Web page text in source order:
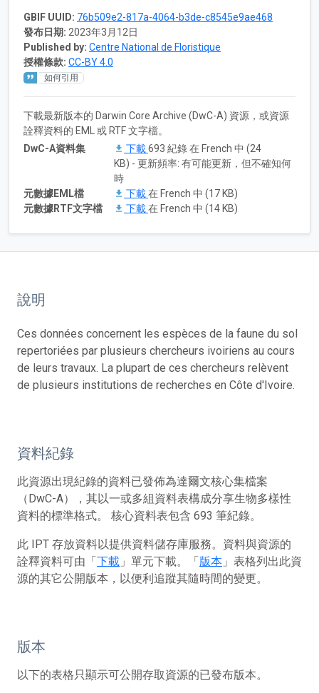
GBIF UUID: 76b509e2-817a-4064-b3de-c8545e9ae468
發布日期: 2023年3月12日
Published by: Centre National de Floristique
授權條款: CC-BY 4.0
如何引用
下載最新版本的 Darwin Core Archive (DwC-A) 資源，或資源
詮釋資料的 EML 或 RTF 文字檔。
DwC-A資料集
下載693 紀錄 在 French 中 (24
KB) - 更新頻率: 有可能更新，但不確知何
時
元數據EML檔
下載在 French 中 (17 KB)
元數據RTF文字檔
下載在 French 中 (14 KB)
說明
Ces données concernent les espèces de la faune du sol
repertoriées par plusieurs chercheurs ivoiriens au cours
de leurs travaux. La plupart de ces chercheurs relèvent
de plusieurs institutions de recherches en Côte d'Ivoire.
資料紀錄
此資源出現紀錄的資料已發佈為達爾文核心集檔案
（DwC-A），其以一或多組資料表構成分享生物多樣性
資料的標準格式。 核心資料表包含 693 筆紀錄。
此 IPT 存放資料以提供資料儲存庫服務。資料與資源的
詮釋資料可由「下載 」單元下載。「版本 」表格列出此資
源的其它公開版本，以便利追蹤其隨時間的變更。
版本
以下的表格只顯示可公開存取資源的已發布版本。